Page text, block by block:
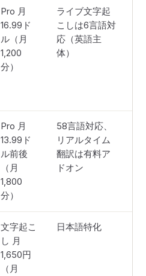
Pro 月
16.99ド
ル（月
1,200
分）
ライブ文字起
こしは6言語対
応（英語主
体）
Pro 月
13.99ド
ル前後
（月
1,800
分）
58言語対応、
リアルタイム
翻訳は有料ア
ドオン
文字起こ
し 月
1,650円
（月
日本語特化